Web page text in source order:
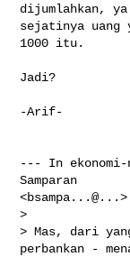
dijumlahkan,
sejatinya uang
1000 itu.
Jadi?
-Arif-
--- In
Samparan
>
> Mas, dari
perbankan -